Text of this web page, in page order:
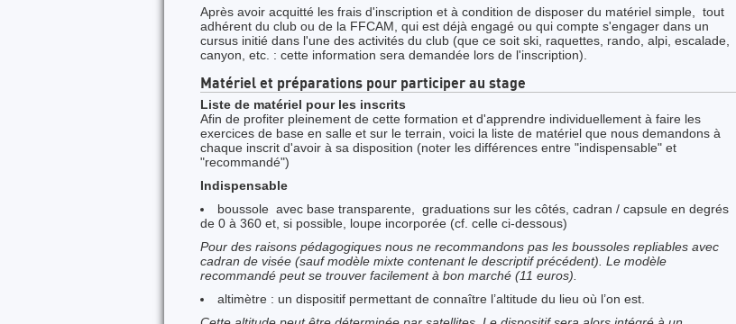
Après avoir acquitté les frais d'inscription et à condition de disposer du matériel simple, tout
adhérent du club ou de la FFCAM, qui est déjà engagé ou qui compte s'engager dans un
cursus initié dans l'une des activités du club (que ce soit ski, raquettes, rando, alpi, escalade,
canyon, etc. : cette information sera demandée lors de l'inscription).
Matériel et préparations pour participer au stage
Liste de matériel pour les inscrits
Afin de profiter pleinement de cette formation et d'apprendre individuellement à faire les
exercices de base en salle et sur le terrain, voici la liste de matériel que nous demandons à
chaque inscrit d'avoir à sa disposition (noter les différences entre "indispensable" et
"recommandé")
Indispensable
boussole avec base transparente, graduations sur les côtés, cadran / capsule en degrés
de 0 à 360 et, si possible, loupe incorporée (cf. celle ci-dessous)
Pour des raisons pédagogiques nous ne recommandons pas les boussoles repliables avec
cadran de visée (sauf modèle mixte contenant le descriptif précédent). Le modèle
recommandé peut se trouver facilement à bon marché (11 euros).
altimètre : un dispositif permettant de connaître l’altitude du lieu où l’on est.